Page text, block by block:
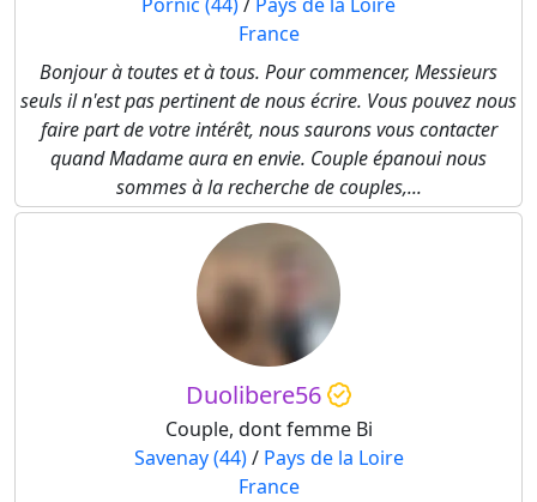
France
Bonjour à toutes et à tous. Pour commencer, Messieurs
seuls il n'est pas pertinent de nous écrire. Vous pouvez nous
faire part de votre intérêt, nous saurons vous contacter
quand Madame aura en envie. Couple épanoui nous
sommes à la recherche de couples,...
Duolibere56
Couple, dont femme Bi
Savenay (44)/ Pays de la Loire
France